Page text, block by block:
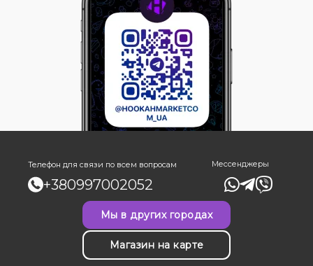
Телефон для связи по всем вопросам
+380997002052
Мессенджеры
Мы в других городах
Магазин на карте